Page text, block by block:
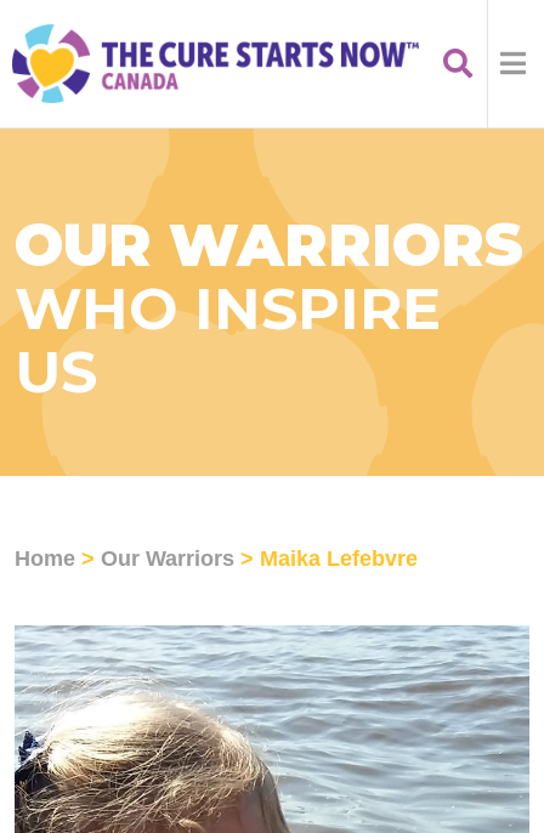
OUR WARRIORS
WHO INSPIRE
US
Home > Our Warriors > Maika Lefebvre